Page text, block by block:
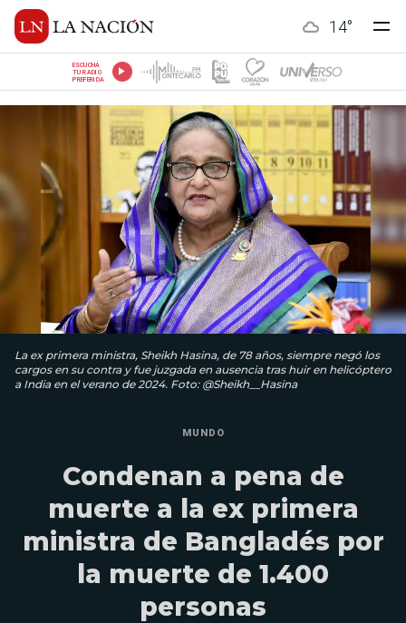
14°
ESCUCHÁ
TU RADIO
PREFERIDA
La ex primera ministra, Sheikh Hasina, de 78 años, siempre negó los
cargos en su contra y fue juzgada en ausencia tras huir en helicóptero
a India en el verano de 2024. Foto: @Sheikh__Hasina
MUNDO
Condenan a pena de
muerte a la ex primera
ministra de Bangladés por
la muerte de 1.400
personas